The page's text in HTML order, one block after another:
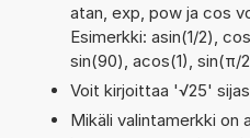
atan, exp, pow ja cos
Esimerkki: asin(1/2),
sin(90), acos(1), sin(π/
Voit kirjoittaa '√25'
Mikäli valintamerkki